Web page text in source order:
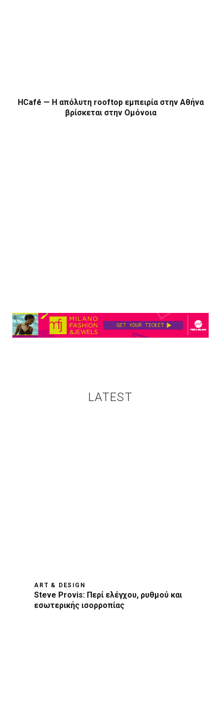
HCafé — Η απόλυτη rooftop εμπειρία στην Αθήνα
βρίσκεται στην Ομόνοια
LATEST
ART & DESIGN
Steve Provis: Περί ελέγχου, ρυθμού και
εσωτερικής ισορροπίας